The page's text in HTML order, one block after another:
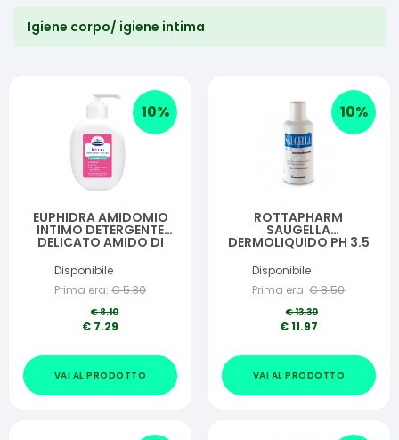
Igiene corpo/ igiene intima
10%
EUPHIDRA AMIDOMIO
INTIMO DETERGENTE
DELICATO AMIDO DI
LENITIVO 200 ML
Disponibile
Prima era: €5.30
€8.10
€ 7.29
VAI AL PRODOTTO
10%
ROTTAPHARM
SAUGELLA
DERMOLIQUIDO PH 3.5
LINEA BLU 500ML
Disponibile
Prima era: €8.50
€13.30
€11.97
VAI AL PRODOTTO